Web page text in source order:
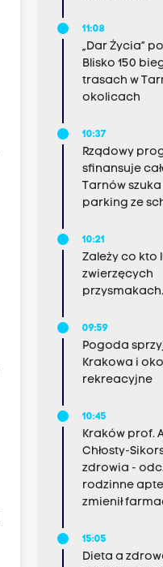
11:08
„Dar Życia”
Blisko 150
trasach w
okolicach
10:37
Rządowy
sfinansuje
Tarnów
parking ze
10:21
Zależy co kto
zwierzęcych
09:59
Pogoda
Krakowa i
rekreacyjne
10:45
Kraków prof.
Chłosty-
zdrowia - odc.
rodzinne
zmienił
15:05
Dieta a